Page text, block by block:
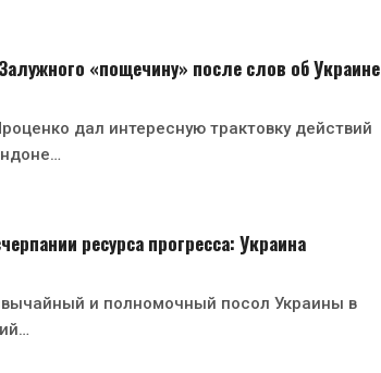
«пощечину» после слов об Украине
дал интересную трактовку действий
ресурса прогресса: Украина
и полномочный посол Украины в